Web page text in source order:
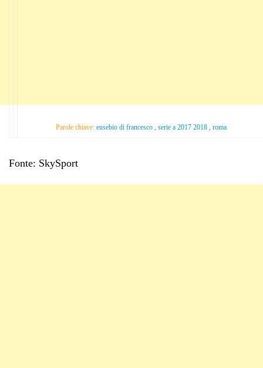
Parole chiave: eusebio di francesco , serie a 2017 2018 , roma
Fonte: SkySport